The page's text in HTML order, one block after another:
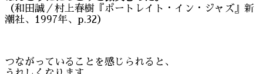
（和田誠／村上春樹『ポートレイト・イン・ジャズ』新
潮社、1997年、p.32）
つながっていることを感じられると、